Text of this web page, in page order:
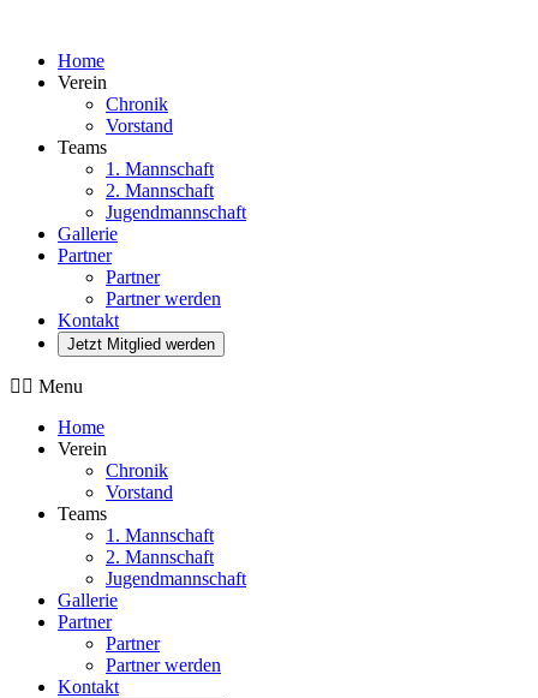
Home
Verein
Chronik
Vorstand
Teams
1. Mannschaft
2. Mannschaft
Jugendmannschaft
Gallerie
Partner
Partner
Partner werden
Kontakt
Jetzt Mitglied werden
Menu
Home
Verein
Chronik
Vorstand
Teams
1. Mannschaft
2. Mannschaft
Jugendmannschaft
Gallerie
Partner
Partner
Partner werden
Kontakt